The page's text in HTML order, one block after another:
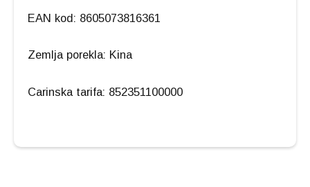
EAN kod: 8605073816361
Zemlja porekla: Kina
Carinska tarifa: 852351100000